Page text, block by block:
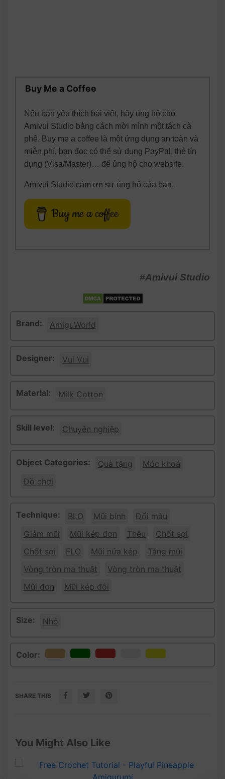
Buy Me a Coffee
Nếu bạn yêu thích bài viết, hãy ủng hộ cho
Amivui Studio bằng cách mời mình một tách cà
phê. Buy me a coffee là một ứng dụng an toàn và
miễn phí, bạn đọc có thể sử dụng PayPal, thẻ tín
dụng (Visa/Master)… để ủng hộ cho website.
Amivui Studio cảm ơn sự ủng hộ của bạn.
Buy me a coffee
#Amivui Studio
Brand: AmiguWorld
Designer: Vui Vui
Material: Milk Cotton
Skill level: Chuyên nghiệp
Object Categories: Quà tặng
Móc khoá
Đồ chơi
Technique: BLO Mũi bính
Đổi màu
Giảm mũi
Mũi kép đơn Thêu
Chốt sợi
Chốt sợi
FLO Mũi nửa kép
Tăng mũi
Vòng tròn ma thuật
Vòng tròn ma thuật
Mũi đơn
Mũi kép đôi
Size: Nhỏ
Color:
SHARE THIS
You Might Also Like